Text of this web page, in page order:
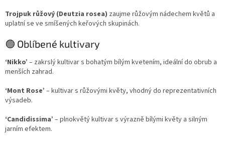
Trojpuk růžový (Deutzia rosea) zaujme růžovým nádechem květů a
uplatní se ve smíšených keřových skupinách.
🟢 Oblíbené kultivary
‘Nikko’ – zakrslý kultivar s bohatým bílým kvetením, ideální do obrub a
menších zahrad.
‘Mont Rose’ – kultivar s růžovými květy, vhodný do reprezentativních
výsadeb.
‘Candidissima’ – plnokvětý kultivar s výrazně bílými květy a silným
jarním efektem.